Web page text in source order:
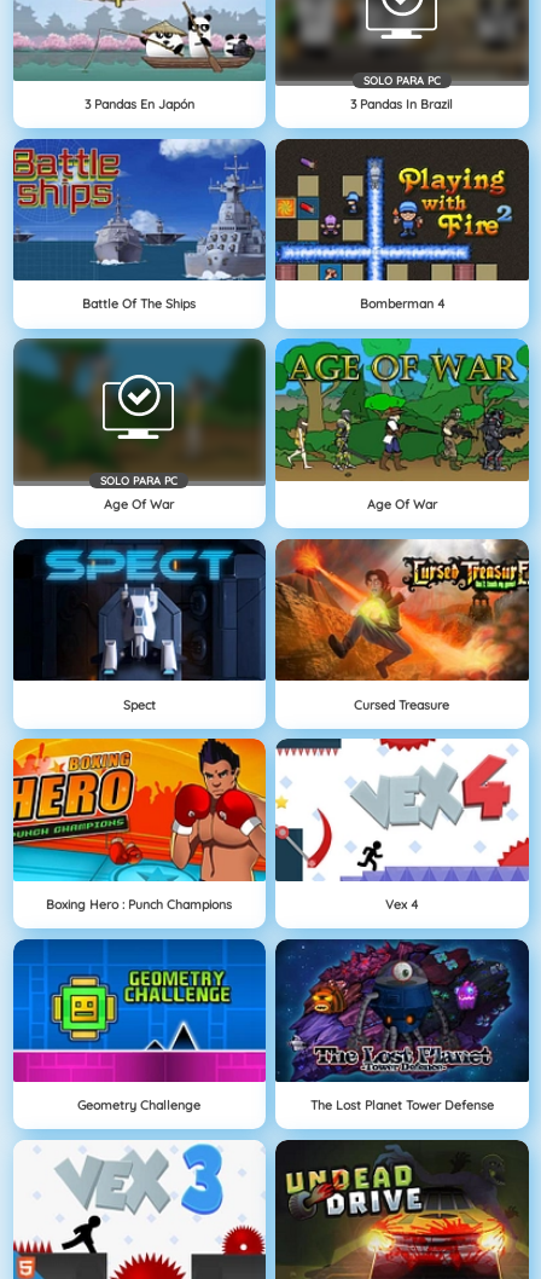
3 Pandas En Japón
SOLO PARA PC
3 Pandas In Brazil
Battle Of The Ships Bomberman 4
SOLO PARA PC
Age Of War Age Of War
Spect Cursed Treasure
Boxing Hero : Punch Champions Vex 4
Geometry Challenge The Lost Planet Tower Defense